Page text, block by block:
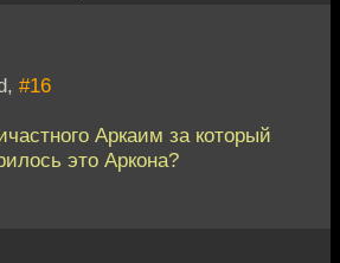
#16
Аркаим за который
это Аркона?